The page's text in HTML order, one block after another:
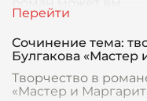
Сочинение тема:
Булгакова «Мастер
Творчество в
«Мастер и